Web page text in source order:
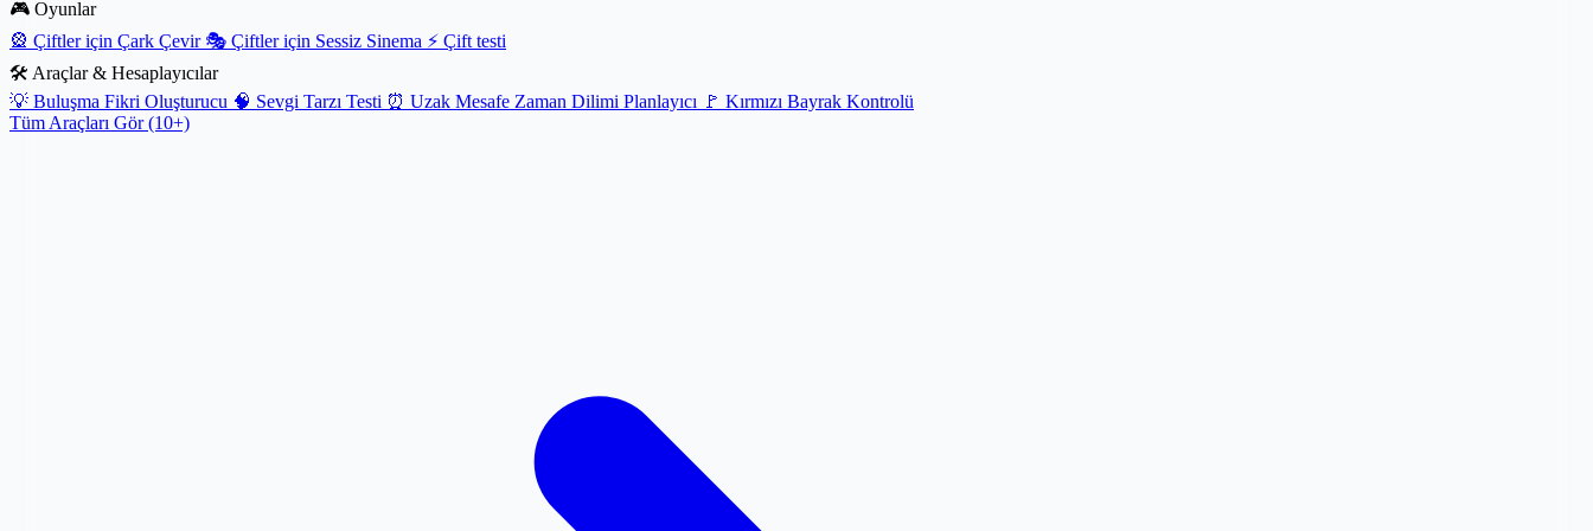
🎮 Oyunlar
🎡 Çiftler için Çark Çevir 🎭 Çiftler için Sessiz Sinema ⚡ Çift testi
🛠️ Araçlar & Hesaplayıcılar
💡 Buluşma Fikri Oluşturucu 🧠 Sevgi Tarzı Testi ⏰ Uzak Mesafe Zaman Dilimi Planlayıcı 🚩 Kırmızı Bayrak Kontrolü
Tüm Araçları Gör (10+)